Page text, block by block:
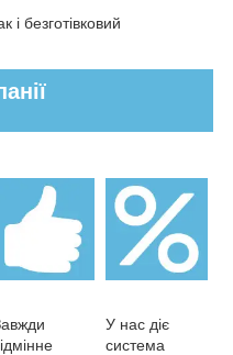
і безготівковий
У нас діє
система